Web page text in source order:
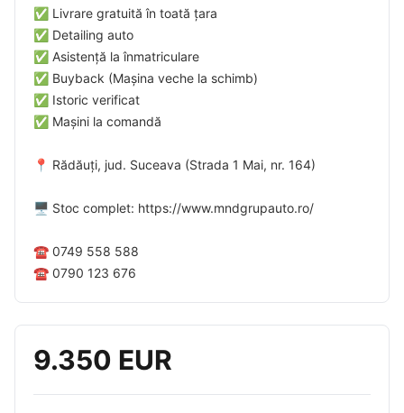
✅ Livrare gratuită în toată țara
✅ Detailing auto
✅ Asistență la înmatriculare
✅ Buyback (Mașina veche la schimb)
✅ Istoric verificat
✅ Mașini la comandă
📍 Rădăuți, jud. Suceava (Strada 1 Mai, nr. 164)
🖥️ Stoc complet: https://www.mndgrupauto.ro/
☎️ 0749 558 588
☎️ 0790 123 676
9.350 EUR